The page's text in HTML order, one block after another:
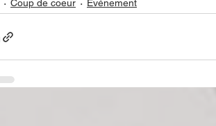
Coup de coeur Événement